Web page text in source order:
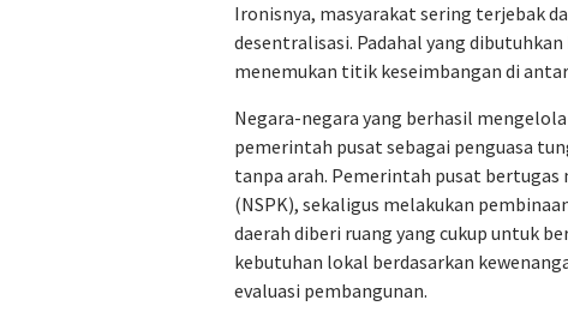
Ironisnya, masyarakat sering terjebak
desentralisasi. Padahal yang
menemukan titik keseimbangan di
Negara-negara yang berhasil
pemerintah pusat sebagai penguasa
tanpa arah. Pemerintah pusat
(NSPK), sekaligus melakukan
daerah diberi ruang yang cukup untuk
kebutuhan lokal berdasarkan
evaluasi pembangunan.